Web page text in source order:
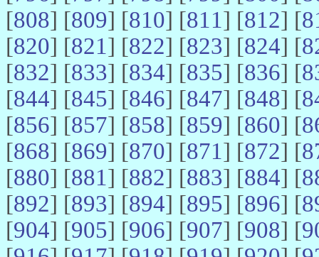
[808] [809] [810] [811] [812] [
[820] [821] [822] [823] [824] [
[832] [833] [834] [835] [836] [
[844] [845] [846] [847] [848] [
[856] [857] [858] [859] [860] [
[868] [869] [870] [871] [872] [
[880] [881] [882] [883] [884] [
[892] [893] [894] [895] [896] [
[904] [905] [906] [907] [908] [